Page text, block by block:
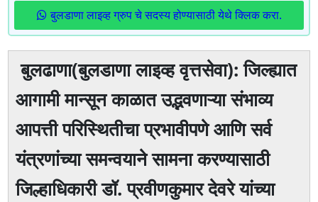
बुलडाणा लाइव्ह ग्रुप चे सदस्य होण्यासाठी येथे क्लिक करा.
बुलढाणा(बुलडाणा लाइव्ह वृत्तसेवा): जिल्ह्यात
आगामी मान्सून काळात उद्भवणाऱ्या संभाव्य
आपत्ती परिस्थितीचा प्रभावीपणे आणि सर्व
यंत्रणांच्या समन्वयाने सामना करण्यासाठी
जिल्हाधिकारी डॉ. प्रवीणकुमार देवरे यांच्या